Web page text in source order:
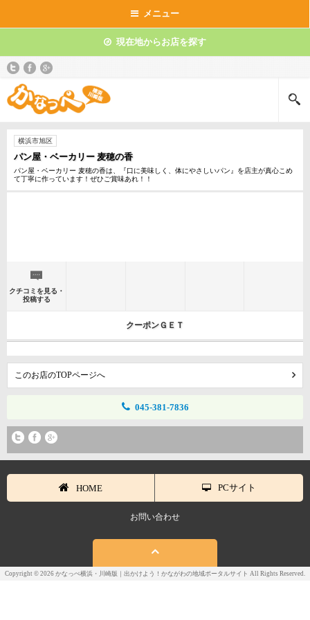
メニュー
現在地からお店を探す
横浜市旭区
パン屋・ベーカリー 麦穂の香
パン屋・ベーカリー 麦穂の香は、『口に美味しく、体にやさしいパン』を店主が真心こめ
て丁寧に作っています！ぜひご賞味あれ！！
クチコミを見る・
投稿する
クーポンＧＥＴ
このお店のTOPページへ
045-381-7836
HOME PCサイト
お問い合わせ
Copyright © 2026 かなっぺ横浜・川崎版｜出かけよう！かながわの地域ポータルサイト All Rights Reserved.